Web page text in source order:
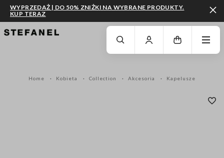
PRZEJDŹ DO GŁÓWNEJ TREŚCI PRZEWIŃ NA DÓŁ STRONY
WYPRZEDAŻ | DO 50% ZNIŻKI NA WYBRANE PRODUKTY.
KUP TERAZ
Home Kobieta Collection Akcesoria Kapelusze